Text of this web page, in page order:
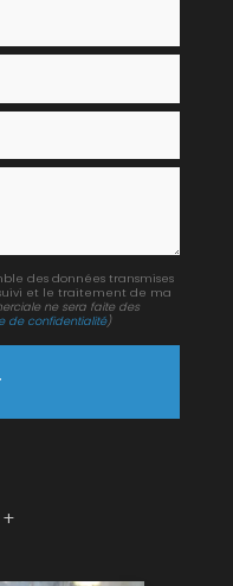
des données transmises
et le traitement de ma
ne sera faite des
de confidentialité)